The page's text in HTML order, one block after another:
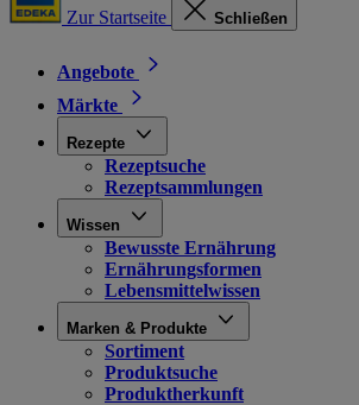
Zur Startseite Schließen
Angebote
Märkte
Rezepte
Rezeptsuche
Rezeptsammlungen
Wissen
Bewusste Ernährung
Ernährungsformen
Lebensmittelwissen
Marken & Produkte
Sortiment
Produktsuche
Produktherkunft